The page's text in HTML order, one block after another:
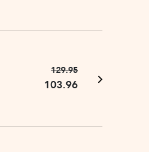
129.95Ursprünglicher
Preis
103.96
Aktueller
Preis